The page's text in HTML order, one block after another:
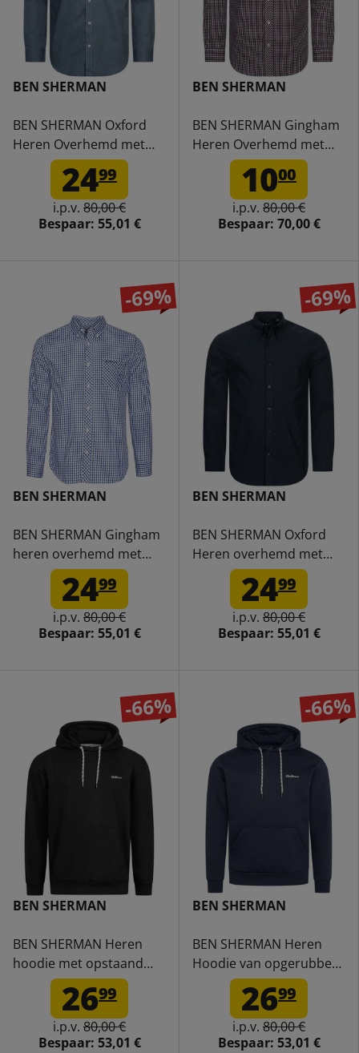
BEN SHERMAN
BEN SHERMAN Oxford
Heren Overhemd met
lange mouwen 0077857-
DARKBLUE2499
i.p.v. 80,00 €
Bespaar: 55,01 €
BEN SHERMAN
BEN SHERMAN Gingham
Heren Overhemd met
Lange Mouwen 0077860-
1000
i.p.v. 80,00 €
Bespaar: 70,00 €
-69%
BEN SHERMAN
BEN SHERMAN Gingham
heren overhemd met
lange mouwen 0077860-
2499
i.p.v. 80,00 €
Bespaar: 55,01 €
-69%
BEN SHERMAN
BEN SHERMAN Oxford
Heren overhemd met
lange mouwen 0077857-
DARKNAVY2499
i.p.v. 80,00 €
Bespaar: 55,01 €
-66%
BEN SHERMAN
BEN SHERMAN Heren
hoodie met opstaand
rubber 0072157GP-
2699
i.p.v. 80,00 €
Bespaar: 53,01 €
-66%
BEN SHERMAN
BEN SHERMAN Heren
Hoodie van opgerubberd
materiaal 0072157GP-
DARKNAVY2699
i.p.v. 80,00 €
Bespaar: 53,01 €